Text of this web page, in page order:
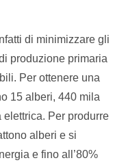
di minimizzare gli
produzione primaria
Per ottenere una
15 alberi, 440 mila
elettrica. Per produrre
alberi e si
e fino all’80%